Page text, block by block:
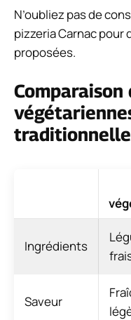
N’oubliez pas de
pizzeria Carnac
proposées.
Comparaison
Ingrédients
Saveur